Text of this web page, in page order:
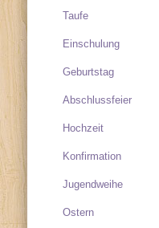
Taufe
Einschulung
Geburtstag
Abschlussfeier
Hochzeit
Konfirmation
Jugendweihe
Ostern